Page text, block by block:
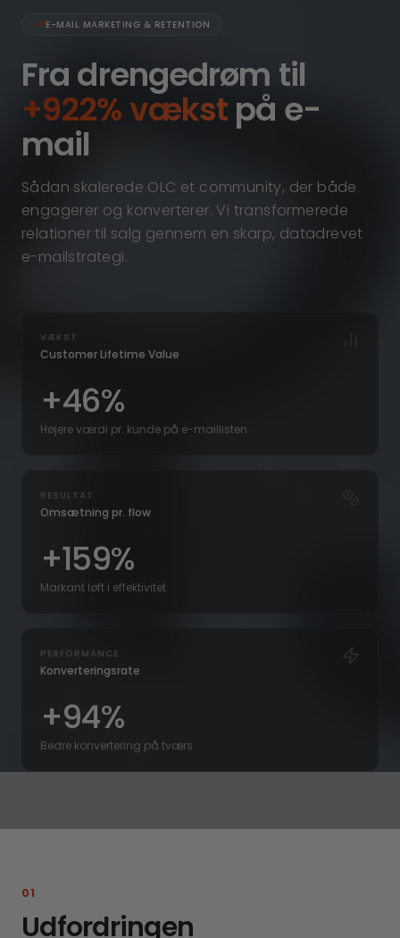
E-MAIL MARKETING & RETENTION
Fra drengedrøm til
+922% vækstpå e-
mail
Sådan skalerede OLC et community, der både
engagerer og konverterer. Vi transformerede
relationer til salg gennem en skarp, datadrevet
e-mailstrategi.
VÆKST
Customer Lifetime Value
+46%
Højere værdi pr. kunde på e-maillisten
RESULTAT
Omsætning pr. flow
+159%
Markant løft i effektivitet
PERFORMANCE
Konverteringsrate
+94%
Bedre konvertering på tværs
01
Udfordringen